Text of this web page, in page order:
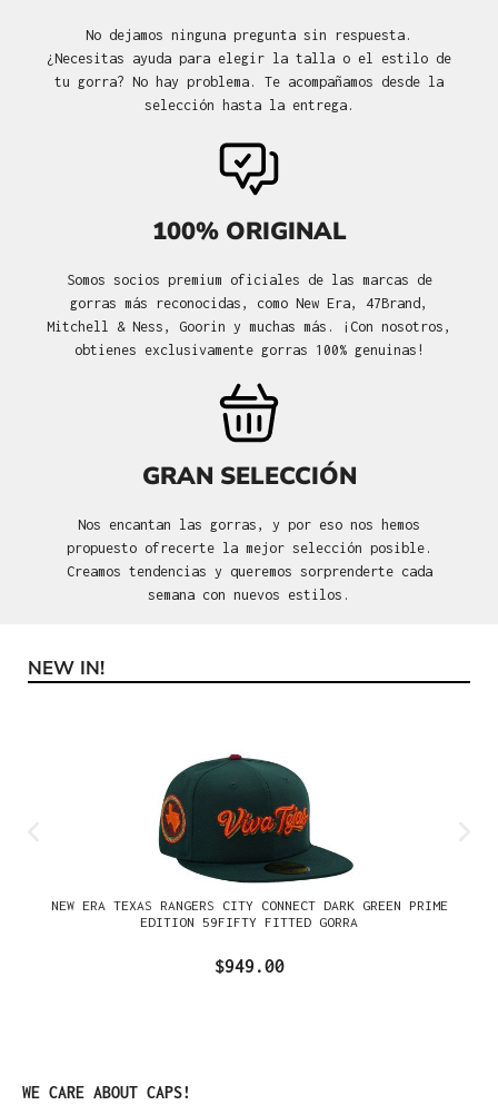
No dejamos ninguna pregunta sin respuesta.
¿Necesitas ayuda para elegir la talla o el estilo de
tu gorra? No hay problema. Te acompañamos desde la
selección hasta la entrega.
100% ORIGINAL
Somos socios premium oficiales de las marcas de
gorras más reconocidas, como New Era, 47Brand,
Mitchell & Ness, Goorin y muchas más. ¡Con nosotros,
obtienes exclusivamente gorras 100% genuinas!
GRAN SELECCIÓN
Nos encantan las gorras, y por eso nos hemos
propuesto ofrecerte la mejor selección posible.
Creamos tendencias y queremos sorprenderte cada
semana con nuevos estilos.
Omitir la galería de productos
NEW IN!
NEW ERA TEXAS RANGERS CITY CONNECT DARK GREEN PRIME
EDITION 59FIFTY FITTED GORRA
$949.00
Omitir la galería de productos
WE CARE ABOUT CAPS!